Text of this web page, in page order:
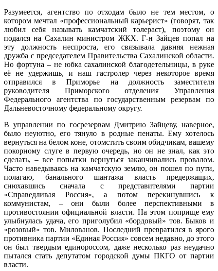
Разумеется, агентство по отходам было не тем местом, о
котором мечтал «профессиональный карьерист» (говорят, так
любил себя называть камчатский толераст), поэтому он
подался на Сахалин министром ЖКХ. Г-н Зайцев попал на
эту должность неспроста, его связывала давняя нежная
дружба с председателем Правительства Сахалинской области.
Но фортуна – не юбка сахалинской благодетельницы, в руке
её не удержишь, и наш гастролер через некоторое время
отправился в Приморье на должность заместителя
руководителя Приморского отделения Управления
Федерального агентства по государственным резервам по
Дальневосточному федеральному округу.
В управлении по госрезервам Дмитрию Зайцеву, наверное,
было неуютно, его тянуло в родные пенаты. Ему хотелось
вернуться на белом коне, отомстить своим обидчикам, вашему
покорному слуге в первую очередь, но он не знал, как это
сделать, – все попытки вернуться заканчивались провалом.
Часто наведываясь на камчатскую землю, он пошел по пути,
полагаю, банального шантажа власть предержащих,
снюхавшись сначала с представителями партии
«Справедливая Россия», а потом перекинувшись к
коммунистам, – они были более перспективными в
противостоянии официальной власти. На этом поприще ему
улыбнулась удача, его приголубил «бордовый» тов. Быков и
«розовый» тов. Милованов. Последний превратился в ярого
противника партии «Единая Россия» совсем недавно, до этого
он был твердым единороссом, даже несколько раз неудачно
пытался стать депутатом городской думы ПКГО от партии
власти.